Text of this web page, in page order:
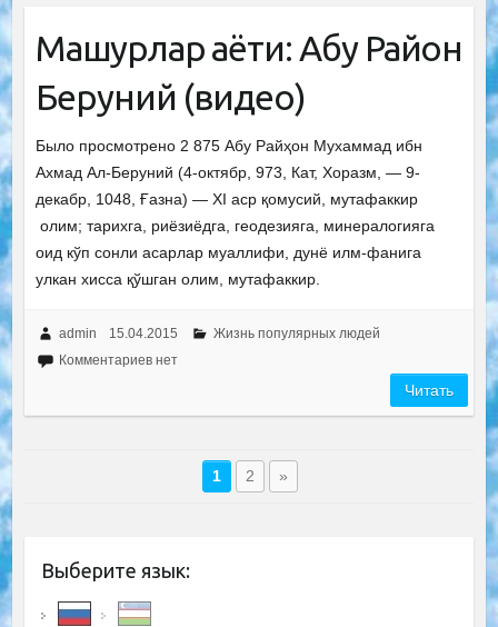
Машҳурлар ҳаёти: Абу Райҳон
Беруний (видео)
Было просмотрено 2 875 Абу Райҳон Мухаммад ибн
Ахмад Ал-Беруний (4-октябр, 973, Кат, Хоразм, — 9-
декабр, 1048, Ғазна) — XI аср қомусий, мутафаккир
олим; тарихга, риёзиёдга, геодезияга, минералогияга
оид кўп сонли асарлар муаллифи, дунё илм-фанига
улкан хисса қўшган олим, мутафаккир.
admin 15.04.2015
Жизнь популярных людей
Комментариев нет
Читать
1 2 »
Выберите язык: